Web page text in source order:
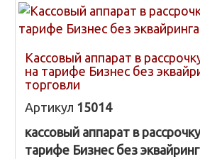
Кассовый аппарат в
на тарифе Бизнес без
торговли
Артикул 15014
кассовый аппарат в
тарифе Бизнес без